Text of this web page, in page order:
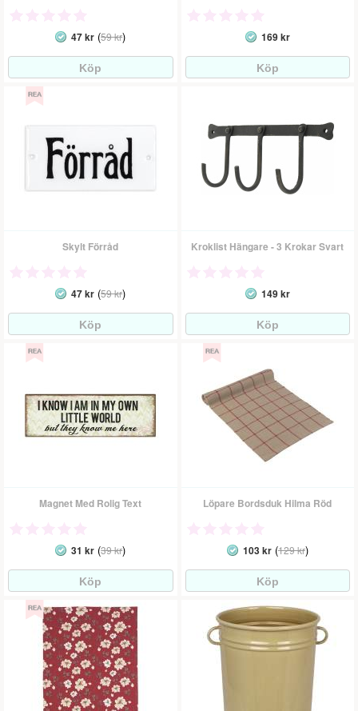
47 kr (59 kr) 169 kr
Skylt Förråd
47 kr (59 kr)
Kroklist Hängare - 3 Krokar Svart
149 kr
Magnet Med Rolig Text
31 kr (39 kr)
Löpare Bordsduk Hilma Röd
103 kr(129 kr)